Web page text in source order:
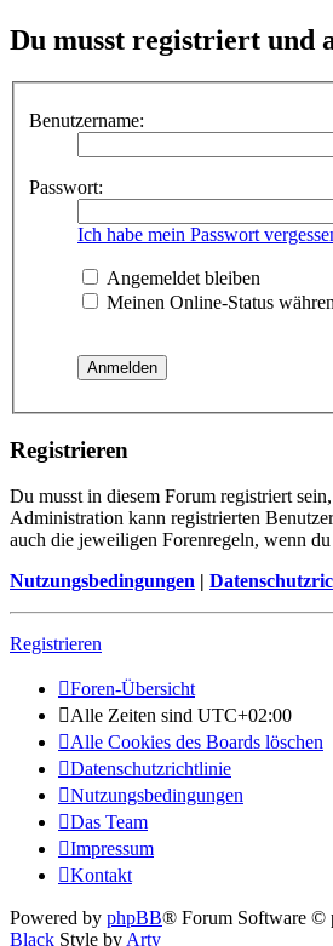
Du musst registriert und
Benutzername:
Passwort:
Ich habe mein Passwort
Angemeldet bleiben
Meinen Online-Status
Registrieren
Du musst in diesem Forum registriert
Administration kann registrierten
auch die jeweiligen Forenregeln, wenn
Nutzungsbedingungen |
Registrieren
Foren-Übersicht
Alle Zeiten sind UTC+02:00
Alle Cookies des Boards löschen
Datenschutzrichtlinie
Nutzungsbedingungen
Das Team
Impressum
Kontakt
Powered by phpBB® Forum Software ©
Black Style by Arty